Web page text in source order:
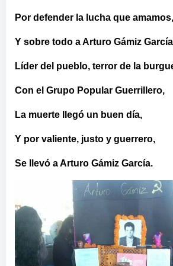
Por defender la lucha que amamos,
Y sobre todo a Arturo Gámiz
Líder del pueblo, terror de la
Con el Grupo Popular Guerrillero,
La muerte llegó un buen día,
Y por valiente, justo y guerrero,
Se llevó a Arturo Gámiz García.